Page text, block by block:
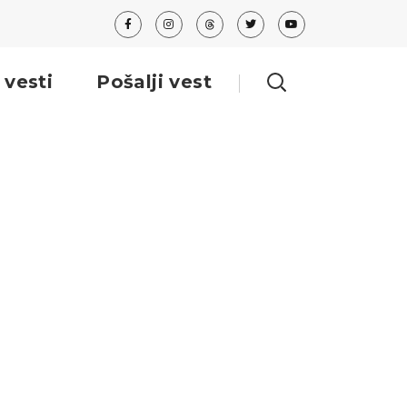
vesti Pošalji vest